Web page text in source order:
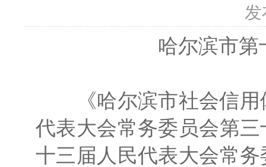
哈尔滨市
《哈尔滨市社会信用
代表大会常务委员会第
十三届人民代表大会常